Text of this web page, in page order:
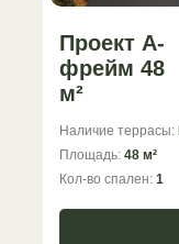
Проект А-
фрейм 48
м²
Наличие террасы:
Площадь: 48 м²
Кол-во спален: 1